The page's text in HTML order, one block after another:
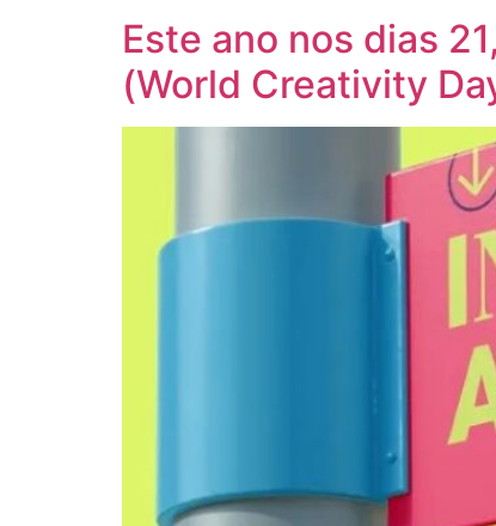
Este ano nos dias
(World Creativity